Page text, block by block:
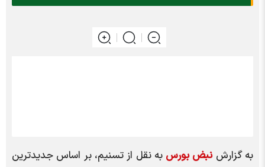
به گزارشنبض بورس به نقل از تسنیم، بر اساس جدیدترین